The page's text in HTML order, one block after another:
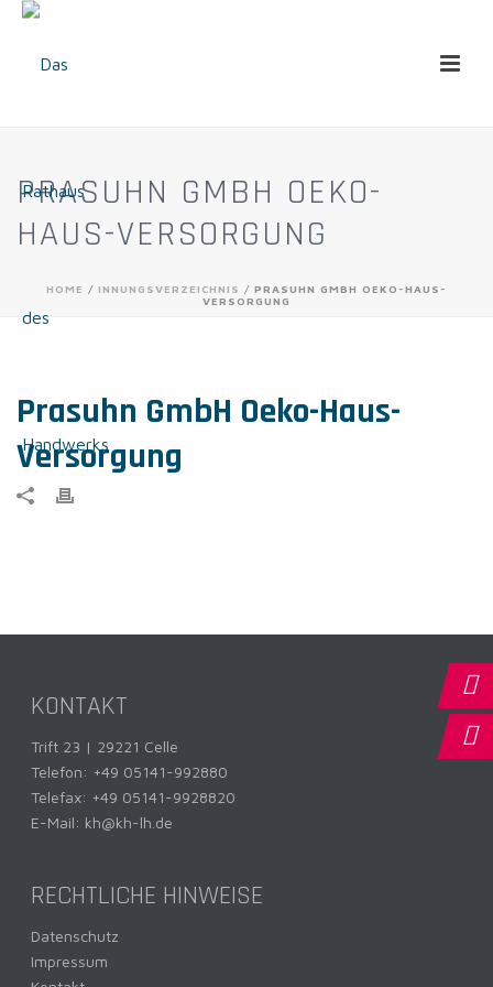
PRASUHN GMBH OEKO-
HAUS-VERSORGUNG
HOME / INNUNGSVERZEICHNIS / PRASUHN GMBH OEKO-HAUS-
VERSORGUNG
Prasuhn GmbH Oeko-Haus-
Versorgung
KONTAKT
Trift 23 | 29221 Celle
Telefon: +49 05141-992880
Telefax: +49 05141-9928820
E-Mail: kh@kh-lh.de
RECHTLICHE HINWEISE
Datenschutz
Impressum